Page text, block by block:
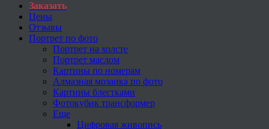
Заказать
Цены
Отзывы
Портрет по фото
Портрет на холсте
Портрет маслом
Картины по номерам
Алмазная мозаика по фото
Картины блестками
Фотокубик трансформер
Еще
Цифровая живопись